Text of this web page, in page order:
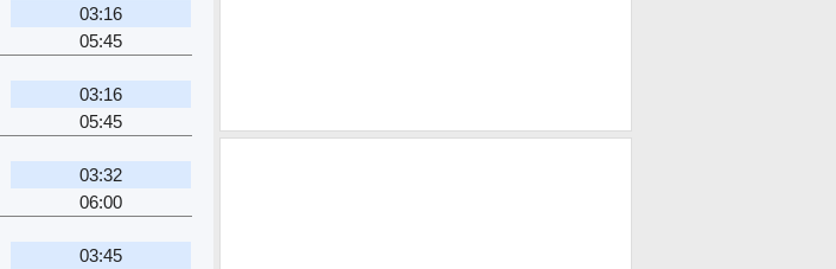
03:16
05:45
03:16
05:45
03:32
06:00
03:45